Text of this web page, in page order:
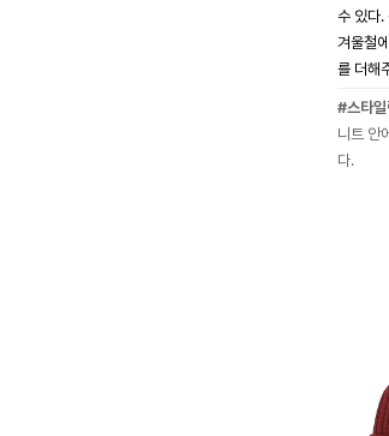
수 있다.
겨울철
를 더해
#스타일
니트 안
다.